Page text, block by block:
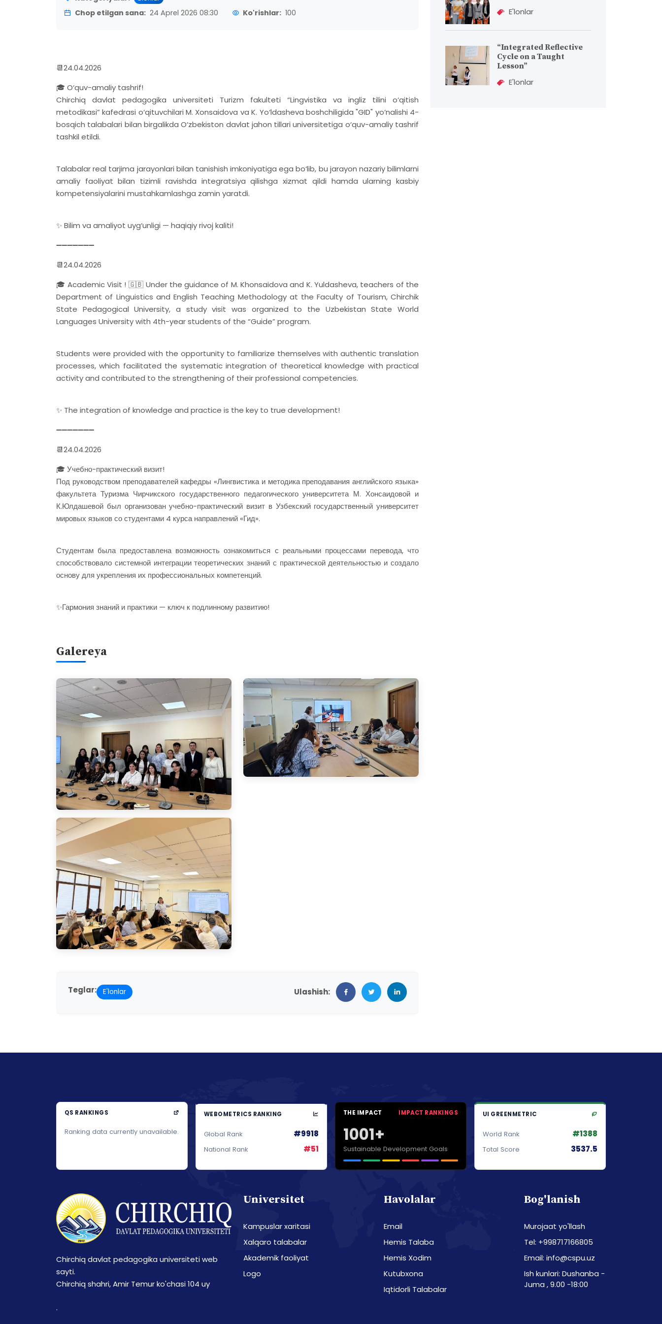
Chop etilgan sana: 24 Aprel 2026 08:30 Ko'rishlar: 100
📆24.04.2026
🎓 O‘quv-amaliy tashrif!
Chirchiq davlat pedagogika universiteti Turizm fakulteti “Lingvistika va ingliz tilini o‘qitish
metodikasi” kafedrasi o‘qituvchilari M. Xonsaidova va K. Yo‘ldasheva boshchiligida "GID" yo‘nalishi 4-
bosqich talabalari bilan birgalikda O‘zbekiston davlat jahon tillari universitetiga o‘quv-amaliy tashrif
tashkil etildi.
Talabalar real tarjima jarayonlari bilan tanishish imkoniyatiga ega bo‘lib, bu jarayon nazariy bilimlarni
amaliy faoliyat bilan tizimli ravishda integratsiya qilishga xizmat qildi hamda ularning kasbiy
kompetensiyalarini mustahkamlashga zamin yaratdi.
✨ Bilim va amaliyot uyg‘unligi — haqiqiy rivoj kaliti!
➖➖➖➖➖➖➖
📆24.04.2026
🎓 Academic Visit ! 🇬🇧 Under the guidance of M. Khonsaidova and K. Yuldasheva, teachers of the
Department of Linguistics and English Teaching Methodology at the Faculty of Tourism, Chirchik
State Pedagogical University, a study visit was organized to the Uzbekistan State World
Languages University with 4th-year students of the “Guide” program.
Students were provided with the opportunity to familiarize themselves with authentic translation
processes, which facilitated the systematic integration of theoretical knowledge with practical
activity and contributed to the strengthening of their professional competencies.
✨ The integration of knowledge and practice is the key to true development!
➖➖➖➖➖➖➖
📆24.04.2026
🎓 Учебно-практический визит!
Под руководством преподавателей кафедры «Лингвистика и методика преподавания английского языка»
факультета Туризма Чирчикского государственного педагогического университета М. Хонсаидовой и
К.Юлдашевой был организован учебно-практический визит в Узбекский государственный университет
мировых языков со студентами 4 курса направлений «Гид».
Студентам была предоставлена возможность ознакомиться с реальными процессами перевода, что
способствовало системной интеграции теоретических знаний с практической деятельностью и создало
основу для укрепления их профессиональных компетенций.
✨Гармония знаний и практики — ключ к подлинному развитию!
Galereya
Teglar: E'lonlar Ulashish:
E'lonlar
“Integrated Reflective
Cycle on a Taught
Lesson”
E'lonlar
QS RANKINGS
Ranking data currently unavailable.
WEBOMETRICS RANKING
Global Rank #9918
National Rank #51
THE IMPACT IMPACT RANKINGS
1001+
Sustainable Development Goals
UI GREENMETRIC
World Rank #1388
Total Score 3537.5
Chirchiq davlat pedagogika universiteti web
sayti.
Chirchiq shahri, Amir Temur ko'chasi 104 uy
.
Universitet
Kampuslar xaritasi
Xalqaro talabalar
Akademik faoliyat
Logo
Havolalar
Email
Hemis Talaba
Hemis Xodim
Kutubxona
Iqtidorli Talabalar
Bog'lanish
Murojaat yo'llash
Tel: +998717166805
Email: info@cspu.uz
Ish kunlari: Dushanba -
Juma , 9.00 -18:00